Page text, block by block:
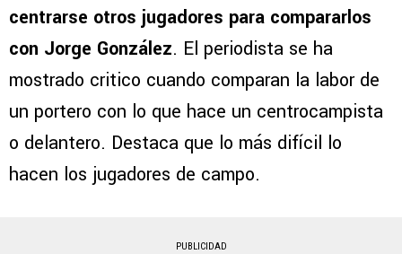
centrarse otros jugadores para compararlos
con Jorge González. El periodista se ha
mostrado critico cuando comparan la labor de
un portero con lo que hace un centrocampista
o delantero. Destaca que lo más difícil lo
hacen los jugadores de campo.
PUBLICIDAD